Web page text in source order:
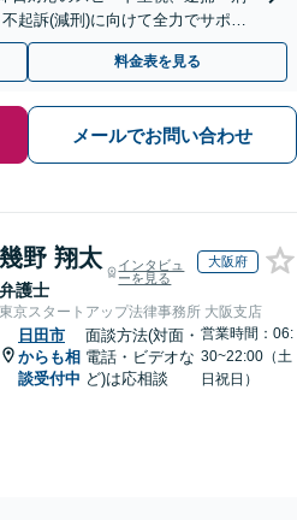
起訴(減刑)に向けて全力でサポー
料金表を見る
メールでお問い合わせ
幾野 翔太
弁護士
インタビュ
ーを見る
大阪府
東京スタートアップ法律事務所 大阪支店
日田市
からも相
談受付中
面談方法(対面・
電話・ビデオな
ど)は応相談
営業時間：06:
30~22:00（土
日祝日）